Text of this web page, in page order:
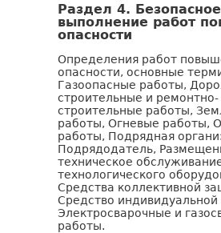
Раздел 4. Безопасное
выполнение работ
опасности
Определения работ
опасности, основные
Газоопасные работы,
строительные и ремонтно-
строительные работы,
работы, Огневые работы,
работы, Подрядная
Подрядодатель,
техническое
технологического
Средства коллективной
Средство
Электросварочные и
работы.